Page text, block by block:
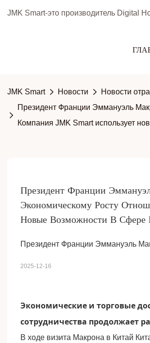
JMK Smart-это производитель Digital
JMK Smart Новости
Новости
Президент Франции Эммануэль
Компания JMK Smart использует
Президент Франции
Экономическому Росту
Новые Возможности В Сфере
Президент Франции Эммануэль
2025-12-16
Экономические и торговые
сотрудничества продолжает
В ходе визита Макрона в Китай